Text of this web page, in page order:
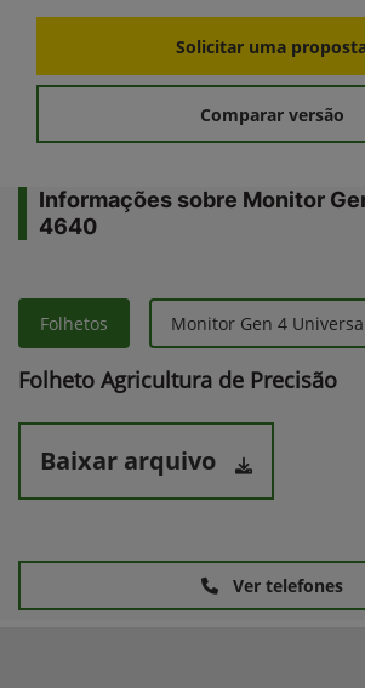
Solicitar uma
Comparar versão
Informações sobre Monitor
4640
Folhetos Monitor Gen 4
Folheto Agricultura de Precisão
Baixar arquivo
Ver telefones